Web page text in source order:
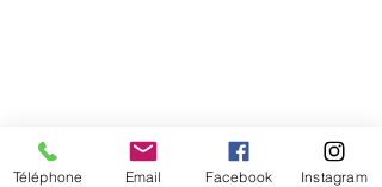
Téléphone Email Facebook Instagram